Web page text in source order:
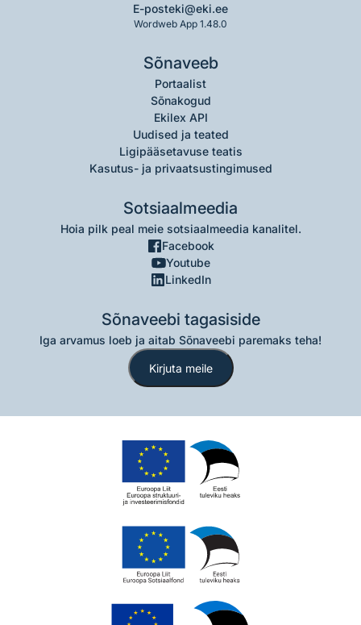
E-posteki@eki.ee
Wordweb App 1.48.0
Sõnaveeb
Portaalist
Sõnakogud
Ekilex API
Uudised ja teated
Ligipääsetavuse teatis
Kasutus- ja privaatsustingimused
Sotsiaalmeedia
Hoia pilk peal meie sotsiaalmeedia kanalitel.
Facebook
Youtube
LinkedIn
Sõnaveebi tagasiside
Iga arvamus loeb ja aitab Sõnaveebi paremaks teha!
Kirjuta meile